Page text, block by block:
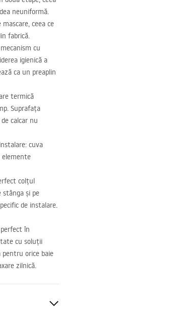
neuniformă.
ceea ce
fabrică.
cu
igienică a
ca un preaplin
termică
Suprafața
calcar nu
cuva
elemente
colțul
stânga și pe
de instalare.
în
cu soluții
orice baie
zilnică.